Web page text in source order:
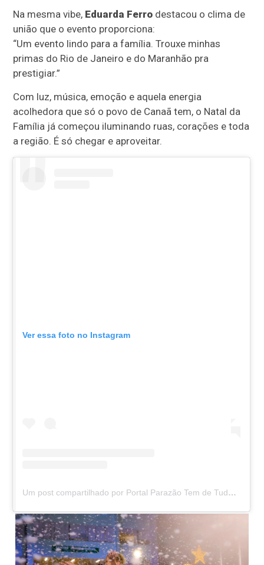
Na mesma vibe, Eduarda Ferro destacou o clima de
união que o evento proporciona:
“Um evento lindo para a família. Trouxe minhas
primas do Rio de Janeiro e do Maranhão pra
prestigiar.”
Com luz, música, emoção e aquela energia
acolhedora que só o povo de Canaã tem, o Natal da
Família já começou iluminando ruas, corações e toda
a região. É só chegar e aproveitar.
Ver essa foto no Instagram
Um post compartilhado por Portal Parazão Tem de Tudo (@parazaotemdtudo)